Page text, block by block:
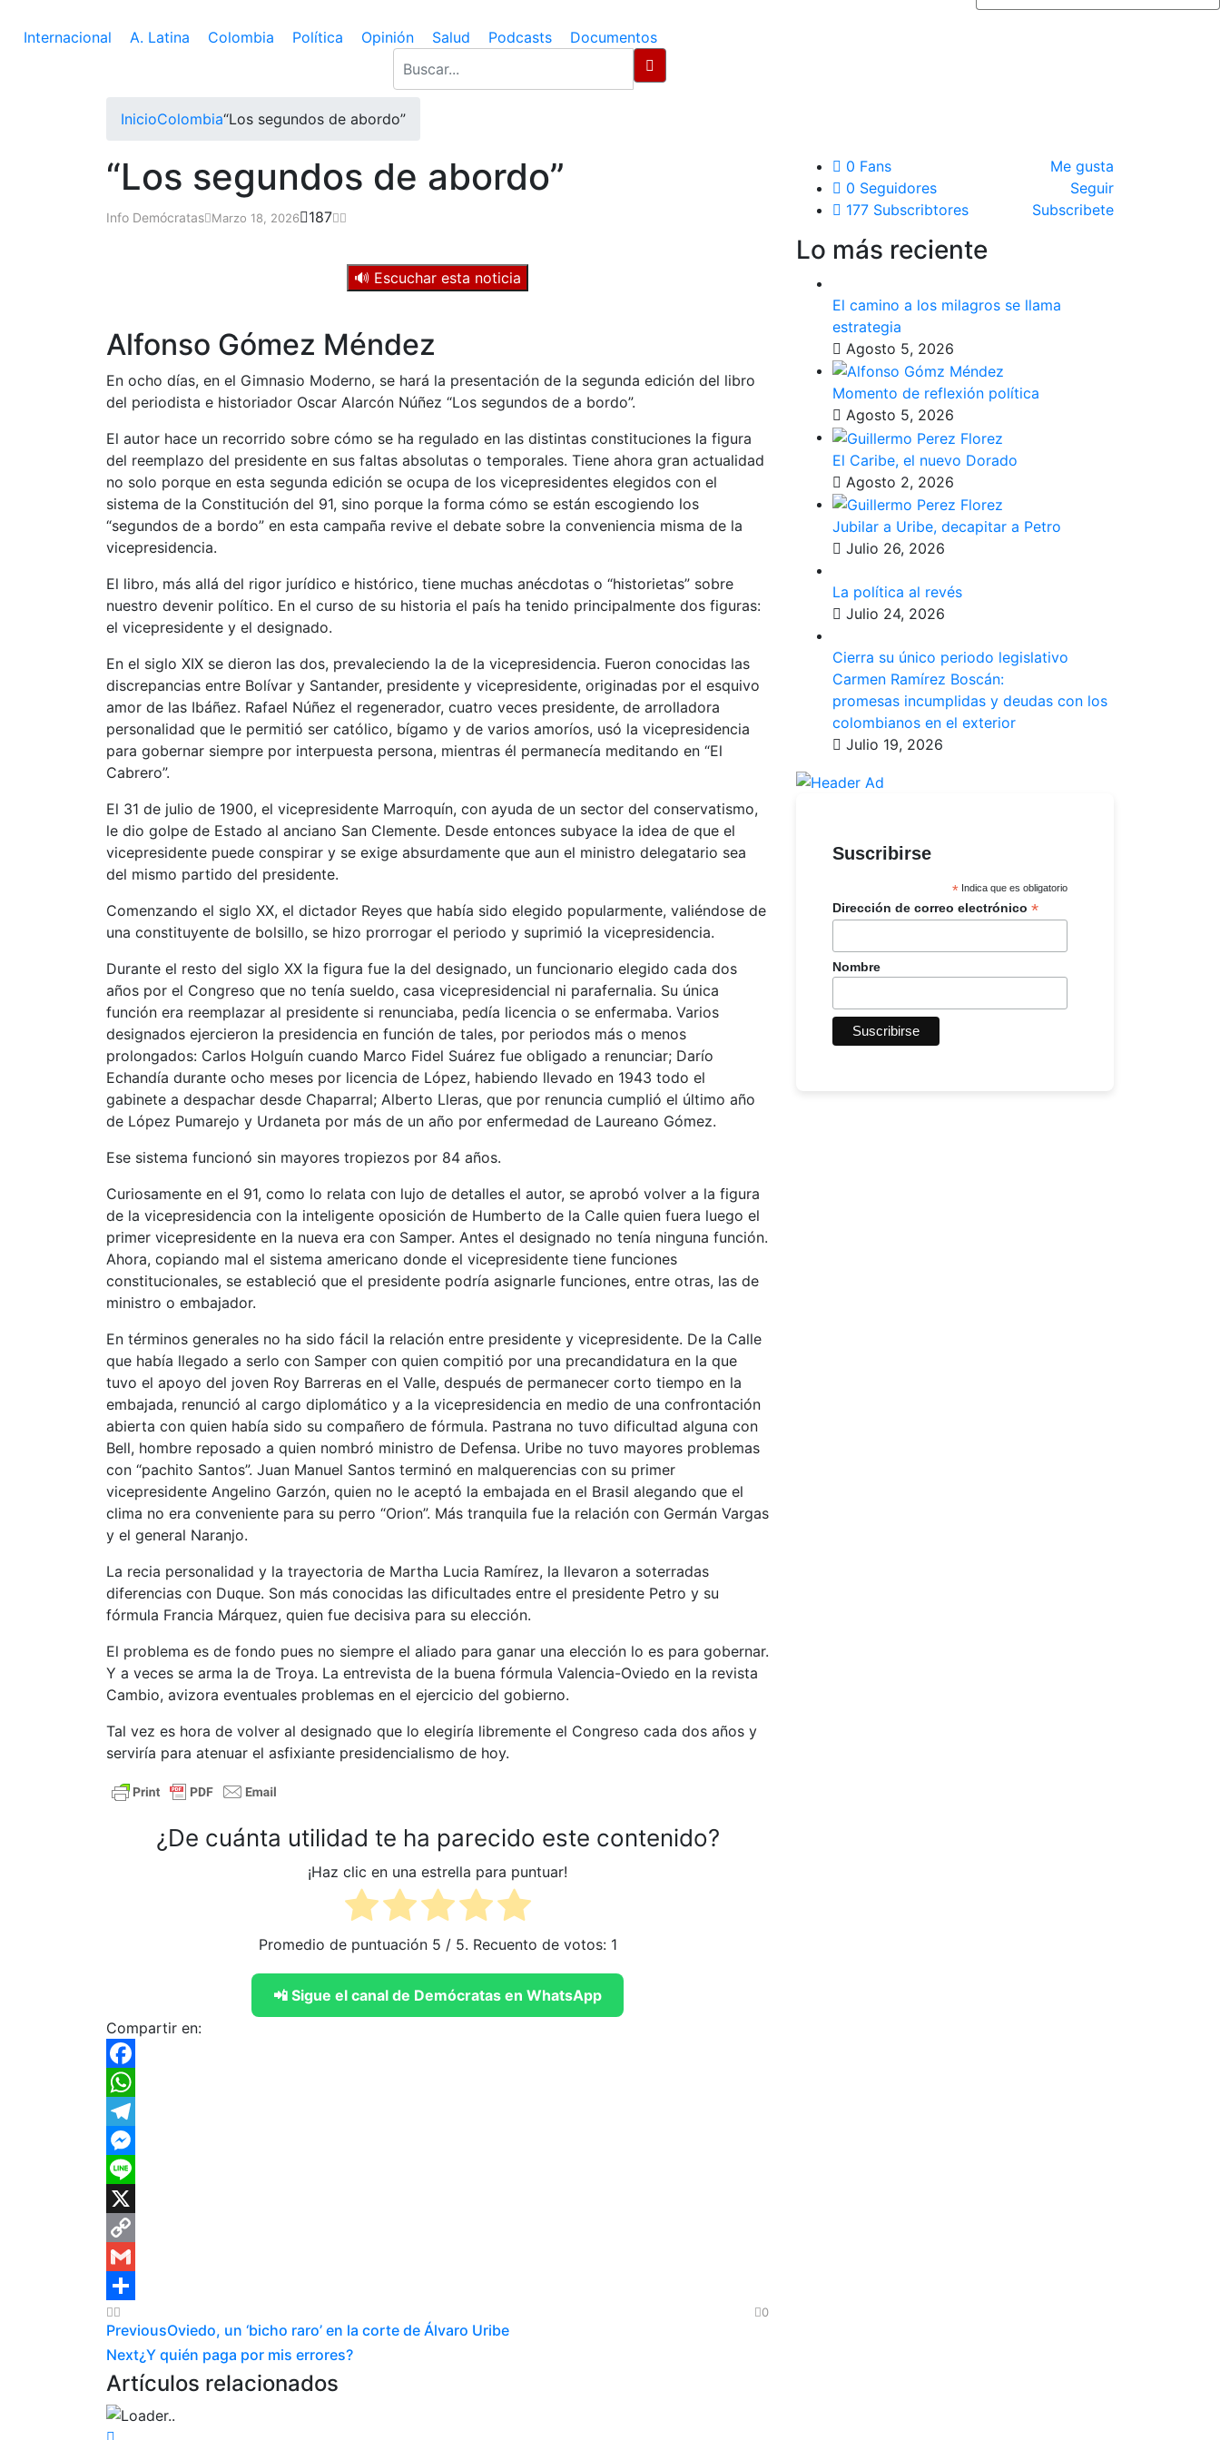
Internacional A. Latina Colombia Política Opinión Salud Podcasts Documentos
InicioColombia“Los segundos de abordo”
“Los segundos de abordo”
Info Demócratas Marzo 18, 2026 187
🔊 Escuchar esta noticia
Alfonso Gómez Méndez
En ocho días, en el Gimnasio Moderno, se hará la presentación de la segunda edición del libro
del periodista e historiador Oscar Alarcón Núñez “Los segundos de a bordo”.
El autor hace un recorrido sobre cómo se ha regulado en las distintas constituciones la figura
del reemplazo del presidente en sus faltas absolutas o temporales. Tiene ahora gran actualidad
no solo porque en esta segunda edición se ocupa de los vicepresidentes elegidos con el
sistema de la Constitución del 91, sino porque la forma cómo se están escogiendo los
“segundos de a bordo” en esta campaña revive el debate sobre la conveniencia misma de la
vicepresidencia.
El libro, más allá del rigor jurídico e histórico, tiene muchas anécdotas o “historietas” sobre
nuestro devenir político. En el curso de su historia el país ha tenido principalmente dos figuras:
el vicepresidente y el designado.
En el siglo XIX se dieron las dos, prevaleciendo la de la vicepresidencia. Fueron conocidas las
discrepancias entre Bolívar y Santander, presidente y vicepresidente, originadas por el esquivo
amor de las Ibáñez. Rafael Núñez el regenerador, cuatro veces presidente, de arrolladora
personalidad que le permitió ser católico, bígamo y de varios amoríos, usó la vicepresidencia
para gobernar siempre por interpuesta persona, mientras él permanecía meditando en “El
Cabrero”.
El 31 de julio de 1900, el vicepresidente Marroquín, con ayuda de un sector del conservatismo,
le dio golpe de Estado al anciano San Clemente. Desde entonces subyace la idea de que el
vicepresidente puede conspirar y se exige absurdamente que aun el ministro delegatario sea
del mismo partido del presidente.
Comenzando el siglo XX, el dictador Reyes que había sido elegido popularmente, valiéndose de
una constituyente de bolsillo, se hizo prorrogar el periodo y suprimió la vicepresidencia.
Durante el resto del siglo XX la figura fue la del designado, un funcionario elegido cada dos
años por el Congreso que no tenía sueldo, casa vicepresidencial ni parafernalia. Su única
función era reemplazar al presidente si renunciaba, pedía licencia o se enfermaba. Varios
designados ejercieron la presidencia en función de tales, por periodos más o menos
prolongados: Carlos Holguín cuando Marco Fidel Suárez fue obligado a renunciar; Darío
Echandía durante ocho meses por licencia de López, habiendo llevado en 1943 todo el
gabinete a despachar desde Chaparral; Alberto Lleras, que por renuncia cumplió el último año
de López Pumarejo y Urdaneta por más de un año por enfermedad de Laureano Gómez.
Ese sistema funcionó sin mayores tropiezos por 84 años.
Curiosamente en el 91, como lo relata con lujo de detalles el autor, se aprobó volver a la figura
de la vicepresidencia con la inteligente oposición de Humberto de la Calle quien fuera luego el
primer vicepresidente en la nueva era con Samper. Antes el designado no tenía ninguna función.
Ahora, copiando mal el sistema americano donde el vicepresidente tiene funciones
constitucionales, se estableció que el presidente podría asignarle funciones, entre otras, las de
ministro o embajador.
En términos generales no ha sido fácil la relación entre presidente y vicepresidente. De la Calle
que había llegado a serlo con Samper con quien compitió por una precandidatura en la que
tuvo el apoyo del joven Roy Barreras en el Valle, después de permanecer corto tiempo en la
embajada, renunció al cargo diplomático y a la vicepresidencia en medio de una confrontación
abierta con quien había sido su compañero de fórmula. Pastrana no tuvo dificultad alguna con
Bell, hombre reposado a quien nombró ministro de Defensa. Uribe no tuvo mayores problemas
con “pachito Santos”. Juan Manuel Santos terminó en malquerencias con su primer
vicepresidente Angelino Garzón, quien no le aceptó la embajada en el Brasil alegando que el
clima no era conveniente para su perro “Orion”. Más tranquila fue la relación con Germán Vargas
y el general Naranjo.
La recia personalidad y la trayectoria de Martha Lucia Ramírez, la llevaron a soterradas
diferencias con Duque. Son más conocidas las dificultades entre el presidente Petro y su
fórmula Francia Márquez, quien fue decisiva para su elección.
El problema es de fondo pues no siempre el aliado para ganar una elección lo es para gobernar.
Y a veces se arma la de Troya. La entrevista de la buena fórmula Valencia-Oviedo en la revista
Cambio, avizora eventuales problemas en el ejercicio del gobierno.
Tal vez es hora de volver al designado que lo elegiría libremente el Congreso cada dos años y
serviría para atenuar el asfixiante presidencialismo de hoy.
¿De cuánta utilidad te ha parecido este contenido?
¡Haz clic en una estrella para puntuar!
Promedio de puntuación 5 / 5. Recuento de votos: 1
📲 Sigue el canal de Demócratas en WhatsApp
Compartir en:
Facebook
WhatsApp
Telegram
Messenger
Line
X
Copy
Link
Gmail
Compartir
0
PreviousOviedo, un ‘bicho raro’ en la corte de Álvaro Uribe
Next¿Y quién paga por mis errores?
Artículos relacionados
0 Fans
Me gusta
0 Seguidores
Seguir
177 Subscribtores Subscribete
Lo más reciente
El camino a los milagros se llama
estrategia
Agosto 5, 2026
Momento de reflexión política
Agosto 5, 2026
El Caribe, el nuevo Dorado
Agosto 2, 2026
Jubilar a Uribe, decapitar a Petro
Julio 26, 2026
La política al revés
Julio 24, 2026
Cierra su único periodo legislativo
Carmen Ramírez Boscán:
promesas incumplidas y deudas con los
colombianos en el exterior
Julio 19, 2026
Suscribirse
* Indica que es obligatorio
Dirección de correo electrónico *
Nombre